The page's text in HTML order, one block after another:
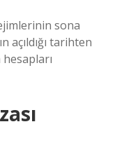
sona
açıldığı tarihten